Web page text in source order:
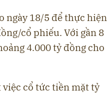
ngày 18/5 để thực hiện
cổ phiếu. Với gần 8
4.000 tỷ đồng cho
việc cổ tức tiền mặt tỷ